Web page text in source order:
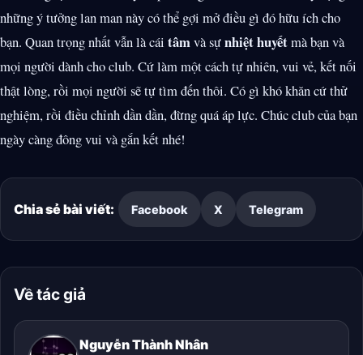
những ý tưởng lan man này có thể gợi mở điều gì đó hữu ích cho
bạn. Quan trọng nhất vẫn là cái tâmvà sựnhiệt huyếtmà bạn và
mọi người dành cho club. Cứ làm một cách tự nhiên, vui vẻ, kết nối
thật lòng, rồi mọi người sẽ tự tìm đến thôi. Có gì khó khăn cứ thử
nghiệm, rồi điều chỉnh dần dần, đừng quá áp lực. Chúc club của bạn
ngày càng đông vui và gắn kết nhé!
Chia sẻ bài viết: Facebook X Telegram
Về tác giả
Nguyễn Thành Nhân